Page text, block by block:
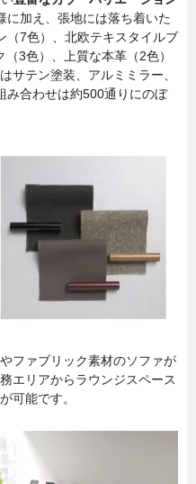
に加え、張地には落ち着いた
（7色）、北欧テキスタイルブ
3色）、上質な本革（2色）
サテン塗装、アルミミラー、
み合わせは約500通りにのぼ
ファブリック素材のソファが
エリアからラウンジスペース
可能です。